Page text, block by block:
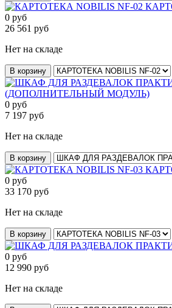
0 руб
26 561 руб
Нет на складе
В корзину
(ДОПОЛНИТЕЛЬНЫЙ МОДУЛЬ)
0 руб
7 197 руб
Нет на складе
В корзину
0 руб
33 170 руб
Нет на складе
В корзину
0 руб
12 990 руб
Нет на складе